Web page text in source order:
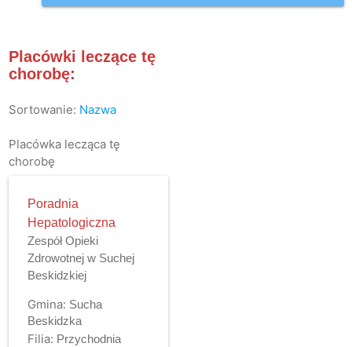
Placówki leczące tę
chorobę:
Sortowanie: Nazwa
Placówka lecząca tę
chorobę
Poradnia
Hepatologiczna
Zespół Opieki
Zdrowotnej w Suchej
Beskidzkiej
Gmina: Sucha
Beskidzka
Filia: Przychodnia